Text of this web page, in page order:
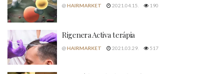
@HAIRMARKET 2021.04.15. 190
Rigenera Activa terápia
@HAIRMARKET 2021.03.29. 517